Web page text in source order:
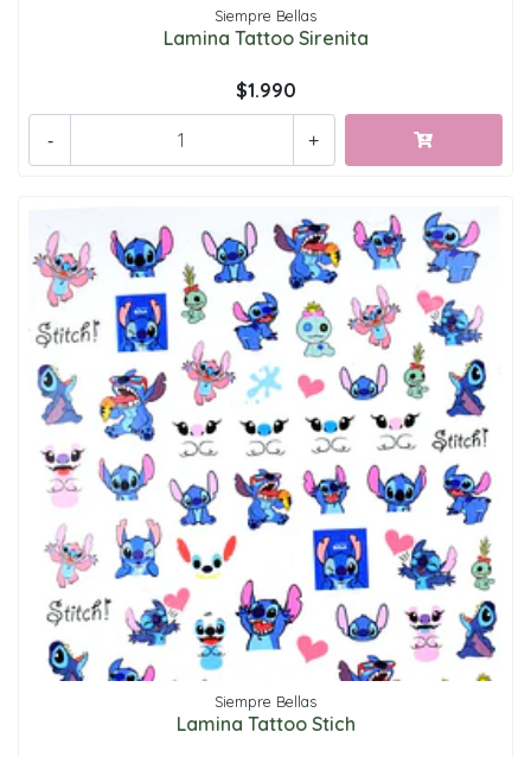
Siempre Bellas
Lamina Tattoo Sirenita
$1.990
+
-
Siempre Bellas
Lamina Tattoo Stich